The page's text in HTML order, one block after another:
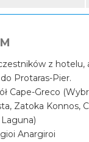
z hotelu,
Protaras-Pier.
Cape-Greco
Zatoka Konnos,
Laguna)
Anargiroi